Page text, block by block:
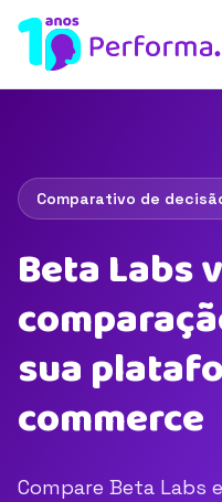
Comparativo de
Beta Labs
sua
commerce
Compare Beta Labs